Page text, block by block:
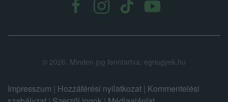
© 2026. Minden jog fenntartva. egriugyek.hu
Impresszum | Hozzáférési nyilatkozat | Kommentelési